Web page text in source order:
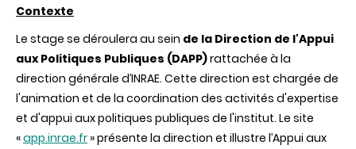
Contexte
Le stage se déroulera au sein de la Direction de l'Appui
aux Politiques Publiques (DAPP)rattachée à la
direction générale d’INRAE. Cette direction est chargée de
l'animation et de la coordination des activités d'expertise
et d'appui aux politiques publiques de l'institut. Le site
«app.inrae.fr » présente la direction et illustre l’Appui aux